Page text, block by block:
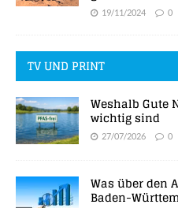
19/11/2024 0
TV UND PRINT
Weshalb Gute
wichtig sind
27/07/2026 0
Was über den
Baden-